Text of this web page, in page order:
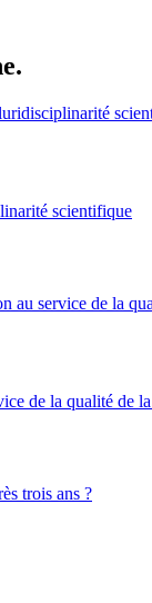
scientifique
de la qualité de